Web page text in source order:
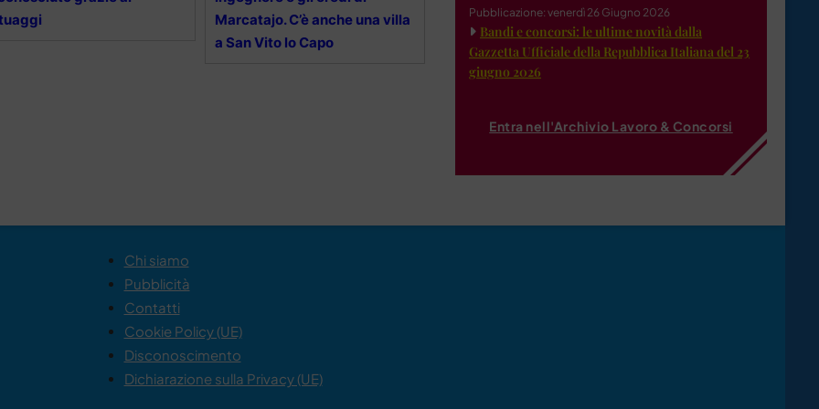
Marcatajo. C’è anche una villa
a San Vito lo Capo
Pubblicazione: venerdì 26 Giugno 2026
Bandi e concorsi: le ultime novità dalla
Gazzetta Ufficiale della Repubblica Italiana del 23
giugno 2026
Entra nell'Archivio Lavoro & Concorsi
Chi siamo
Pubblicità
Contatti
Cookie Policy (UE)
Disconoscimento
Dichiarazione sulla Privacy (UE)